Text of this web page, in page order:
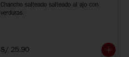
Chancho salteado salteado al ajo con
verduras.
S/ 25.90